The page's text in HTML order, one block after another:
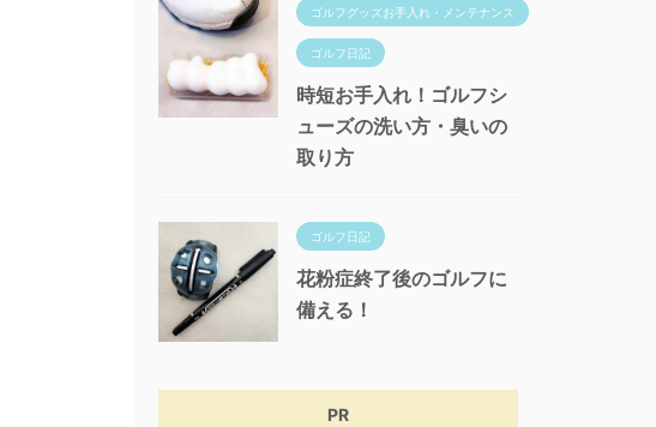
ゴルフグッズお手入れ・メンテナンス
ゴルフ日記
時短お手入れ！ゴルフシ
ューズの洗い方・臭いの
取り方
ゴルフ日記
花粉症終了後のゴルフに
備える！
PR